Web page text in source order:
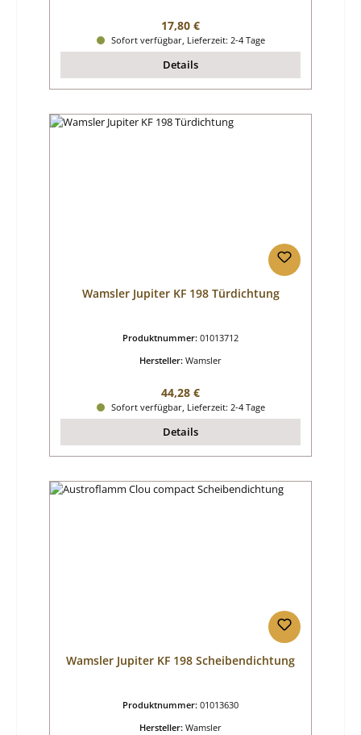
Regulärer Preis:
17,80 €
Sofort verfügbar, Lieferzeit: 2-4 Tage
Details
Wamsler Jupiter KF 198 Türdichtung
Produktnummer: 01013712
Hersteller: Wamsler
Regulärer Preis:
44,28 €
Sofort verfügbar, Lieferzeit: 2-4 Tage
Details
Wamsler Jupiter KF 198 Scheibendichtung
Produktnummer: 01013630
Hersteller: Wamsler